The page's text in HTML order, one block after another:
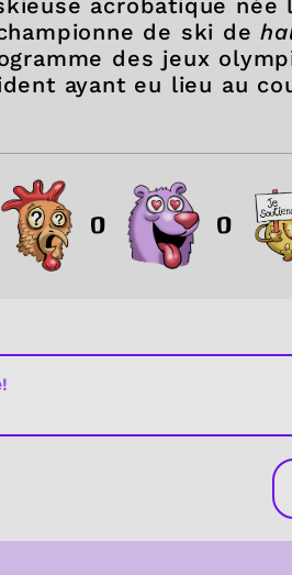
de ski de
des jeux
ayant eu lieu au
0 0